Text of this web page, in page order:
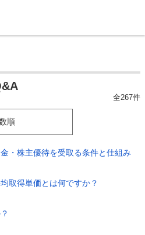
全267件
順
・株主優待を受取る条件と仕組み
取得単価とは何ですか？